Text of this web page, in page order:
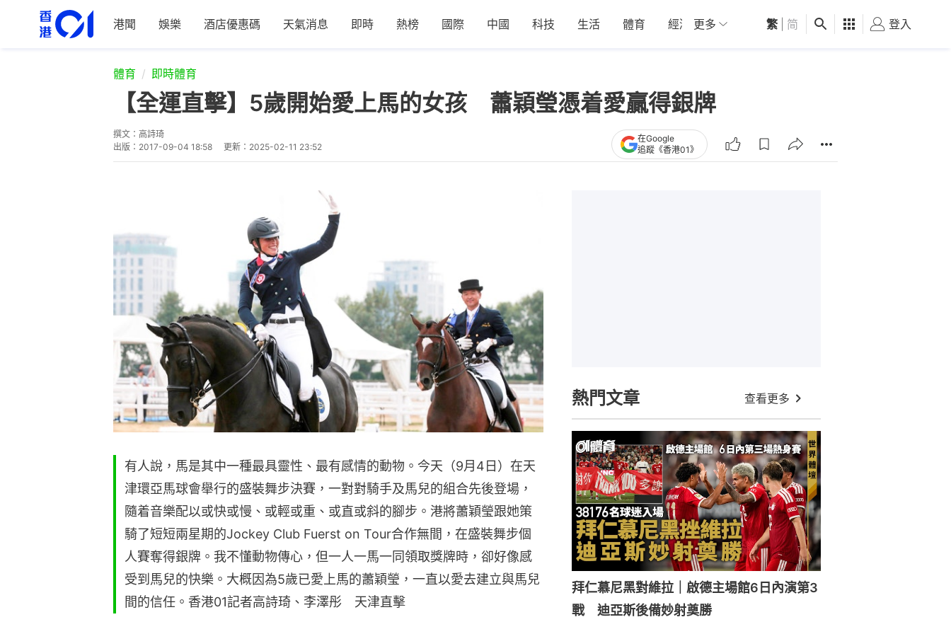
港聞 娛樂 酒店優惠碼 天氣消息 即時 熱榜 國際 中國 科技 生活 體育 經濟 01深圳 觀點 健康 好食玩飛
更多 繁 简 登入
體育 即時體育
【全運直擊】5歲開始愛上馬的女孩 蕭穎瑩憑着愛贏得銀牌
撰文： 高詩琦
出版： 2017-09-04 18:58 更新： 2025-02-11 23:52
在Google
追蹤《香港01》
有人說，馬是其中一種最具靈性、最有感情的動物。今天（9月4日）在天
津環亞馬球會舉行的盛裝舞步決賽，一對對騎手及馬兒的組合先後登場，
隨着音樂配以或快或慢、或輕或重、或直或斜的腳步。港將蕭穎瑩跟她策
騎了短短兩星期的Jockey Club Fuerst on Tour合作無間，在盛裝舞步個
人賽奪得銀牌。我不懂動物傳心，但一人一馬一同領取獎牌時，卻好像感
受到馬兒的快樂。大概因為5歲已愛上馬的蕭穎瑩，一直以愛去建立與馬兒
間的信任。香港01記者高詩琦、李澤彤 天津直擊
熱門文章 查看更多
拜仁慕尼黑對維拉｜啟德主場館6日內演第3
戰 迪亞斯後備妙射奠勝